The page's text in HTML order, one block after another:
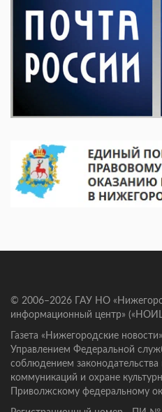
© 2006–2026 ГАУ НО
информационный центр»
Газета «Нижегородские
Управлением Федеральной
соблюдением
коммуникаций и охране
Приволжскому федеральному